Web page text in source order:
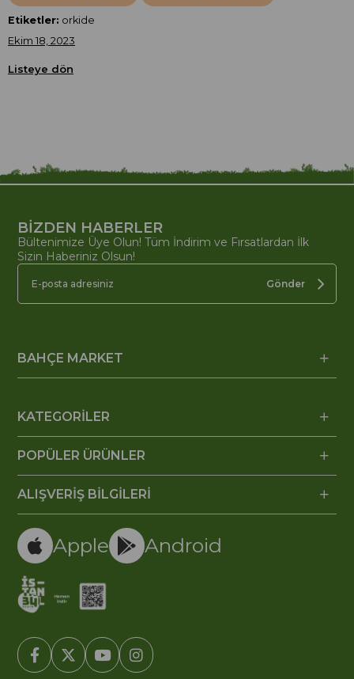
Etiketler: orkide
Ekim 18, 2023
Listeye dön
BİZDEN HABERLER
Bültenimize Üye Olun! Tüm İndirim ve Fırsatlardan İlk
Sizin Haberiniz Olsun!
Gönder
BAHÇE MARKET
KATEGORİLER
POPÜLER ÜRÜNLER
ALIŞVERİŞ BİLGİLERİ
Apple Android